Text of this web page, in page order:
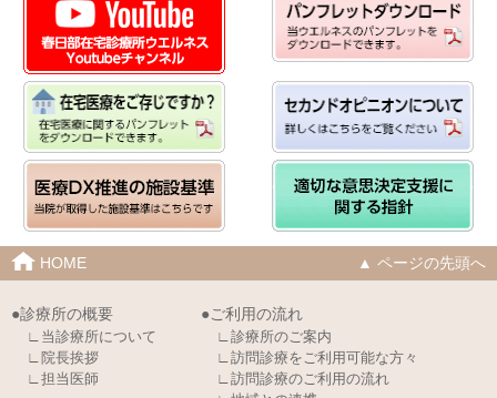
HOME ▲ ページの先頭へ
●診療所の概要
∟当診療所について
∟院長挨拶
∟担当医師
●ご利用の流れ
∟診療所のご案内
∟訪問診療をご利用可能な方々
∟訪問診療のご利用の流れ